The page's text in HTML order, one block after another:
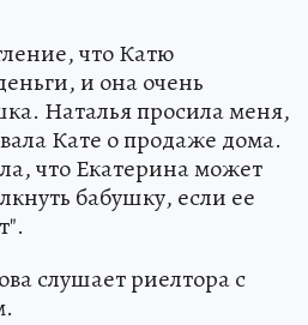
что Катю
и она очень
Наталья просила меня,
Кате о продаже дома.
что Екатерина может
бабушку, если ее
слушает риелтора с